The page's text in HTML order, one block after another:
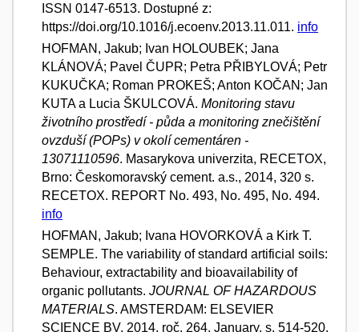
ISSN 0147-6513. Dostupné z:
https://doi.org/10.1016/j.ecoenv.2013.11.011. info
HOFMAN, Jakub; Ivan HOLOUBEK; Jana
KLÁNOVÁ; Pavel ČUPR; Petra PŘIBYLOVÁ; Petr
KUKUČKA; Roman PROKEŠ; Anton KOČAN; Jan
KUTA a Lucia ŠKULCOVÁ. Monitoring stavu
životního prostředí - půda a monitoring znečištění
ovzduší (POPs) v okolí cementáren -
13071110596. Masarykova univerzita, RECETOX,
Brno: Českomoravský cement. a.s., 2014, 320 s.
RECETOX. REPORT No. 493, No. 495, No. 494.
info
HOFMAN, Jakub; Ivana HOVORKOVÁ a Kirk T.
SEMPLE. The variability of standard artificial soils:
Behaviour, extractability and bioavailability of
organic pollutants. JOURNAL OF HAZARDOUS
MATERIALS. AMSTERDAM: ELSEVIER
SCIENCE BV, 2014, roč. 264, January, s. 514-520.